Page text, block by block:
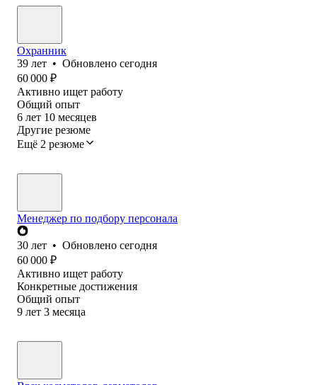
Охранник
39 лет • Обновлено сегодня
60 000 ₽
Активно ищет работу
Общий опыт
6 лет 10 месяцев
Другие резюме
Ещё 2 резюме
Менеджер по подбору персонала
30 лет • Обновлено сегодня
60 000 ₽
Активно ищет работу
Конкретные достижения
Общий опыт
9 лет 3 месяца